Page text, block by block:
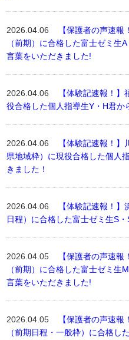
2026.04.06
【保護者の声速
（前期）に合格した富士ゼミ生
言葉をいただきました!
2026.04.06
【体験記速報！
役合格した個人指導生Y・H君か
2026.04.06
【体験記速報！
県地域枠）に現役合格した個人
きました！
2026.04.06
【体験記速報！
日程）に合格した富士ゼミ生S
2026.04.05
【保護者の声速
（前期）に合格した富士ゼミ生
言葉をいただきました!
2026.04.05
【保護者の声速
（前期日程・一般枠）に合格し